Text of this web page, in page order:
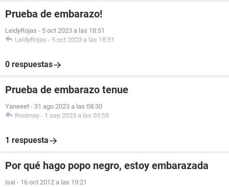
Prueba de embarazo!
LeidyRojas - 5 oct 2023 a las 18:51
LeidyRojas - 5 oct 2023 a las 18:51
0 respuestas
Prueba de embarazo tenue
Yaneeet - 31 ago 2023 a las 08:30
Rovimay - 1 sep 2023 a las 03:55
1 respuesta
Por qué hago popo negro, estoy embarazada
isai - 16 oct 2012 a las 19:21